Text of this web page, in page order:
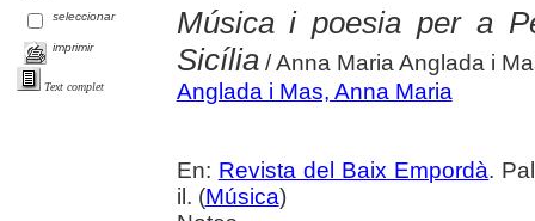
seleccionar
imprimir
Text complet
Música i poesia per a
Sicília/ Anna Maria Anglada i
Anglada i Mas, Anna Maria
En: Revista del Baix Empordà.
il. (Música)